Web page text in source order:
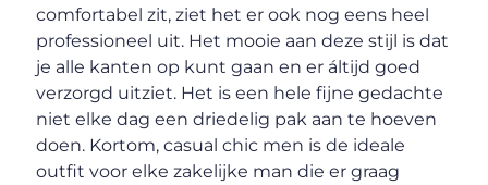
comfortabel zit, ziet het er ook nog eens heel
professioneel uit. Het mooie aan deze stijl is dat
je alle kanten op kunt gaan en er áltijd goed
verzorgd uitziet. Het is een hele fijne gedachte
niet elke dag een driedelig pak aan te hoeven
doen. Kortom, casual chic men is de ideale
outfit voor elke zakelijke man die er graag